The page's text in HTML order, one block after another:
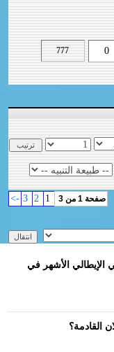
0
777
صفحة 1 من 3 2
3
->
الإيطالي الأشهر في
القادمة؟